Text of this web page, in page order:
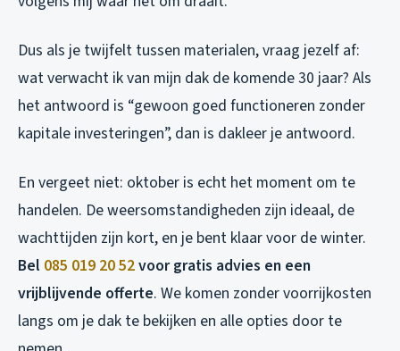
Dus als je twijfelt tussen materialen, vraag jezelf af:
wat verwacht ik van mijn dak de komende 30 jaar? Als
het antwoord is “gewoon goed functioneren zonder
kapitale investeringen”, dan is dakleer je antwoord.
En vergeet niet: oktober is echt het moment om te
handelen. De weersomstandigheden zijn ideaal, de
wachttijden zijn kort, en je bent klaar voor de winter.
Bel 085 019 20 52voor gratis advies en een
vrijblijvende offerte. We komen zonder voorrijkosten
langs om je dak te bekijken en alle opties door te